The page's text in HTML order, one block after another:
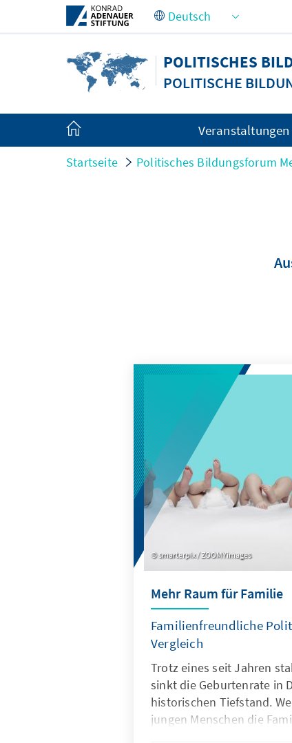
Zum Hauptinhalt springen
POLITISCHES
POLITISCHE
Veranstaltungen
Startseite Politisches Bildungsforum
smarterpix / ZOOMYimages
Mehr Raum für Familie
Familienfreundliche
Vergleich
Trotz eines seit Jahren
sinkt die Geburtenrate in
historischen Tiefstand.
jungen Menschen die